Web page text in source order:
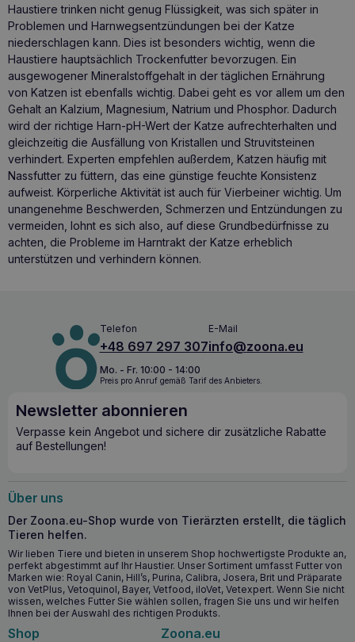
Haustiere trinken nicht genug Flüssigkeit, was sich später in
Problemen und Harnwegsentzündungen bei der Katze
niederschlagen kann. Dies ist besonders wichtig, wenn die
Haustiere hauptsächlich Trockenfutter bevorzugen. Ein
ausgewogener Mineralstoffgehalt in der täglichen Ernährung
von Katzen ist ebenfalls wichtig. Dabei geht es vor allem um den
Gehalt an Kalzium, Magnesium, Natrium und Phosphor. Dadurch
wird der richtige Harn-pH-Wert der Katze aufrechterhalten und
gleichzeitig die Ausfällung von Kristallen und Struvitsteinen
verhindert. Experten empfehlen außerdem, Katzen häufig mit
Nassfutter zu füttern, das eine günstige feuchte Konsistenz
aufweist. Körperliche Aktivität ist auch für Vierbeiner wichtig. Um
unangenehme Beschwerden, Schmerzen und Entzündungen zu
vermeiden, lohnt es sich also, auf diese Grundbedürfnisse zu
achten, die Probleme im Harntrakt der Katze erheblich
unterstützen und verhindern können.
Telefon
+48 697 297 307
E-Mail
info@zoona.eu
Mo. - Fr. 10:00 - 14:00
Preis pro Anruf gemäß Tarif des Anbieters.
Newsletter abonnieren
Verpasse kein Angebot und sichere dir zusätzliche Rabatte
auf Bestellungen!
Über uns
Der Zoona.eu-Shop wurde von Tierärzten erstellt, die täglich
Tieren helfen.
Wir lieben Tiere und bieten in unserem Shop hochwertigste Produkte an,
perfekt abgestimmt auf Ihr Haustier. Unser Sortiment umfasst Futter von
Marken wie: Royal Canin, Hill’s, Purina, Calibra, Josera, Brit und Präparate
von VetPlus, Vetoquinol, Bayer, Vetfood, iloVet, Vetexpert. Wenn Sie nicht
wissen, welches Futter Sie wählen sollen, fragen Sie uns und wir helfen
Ihnen bei der Auswahl des richtigen Produkts.
Shop Zoona.eu